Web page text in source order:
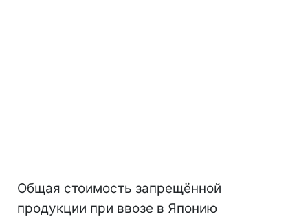
Общая стоимость запрещённой
продукции при ввозе в Японию